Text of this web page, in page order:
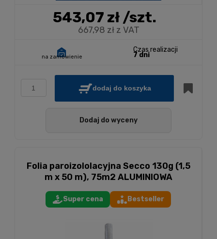
543,07 zł/szt.
667,98 zł z VAT
na zamówienie
Czas realizacji
7 dni
dodaj do koszyka
Dodaj do wyceny
Folia paroizololacyjna Secco 130g (1,5
m x 50 m), 75m2 ALUMINIOWA
Super cena Bestseller